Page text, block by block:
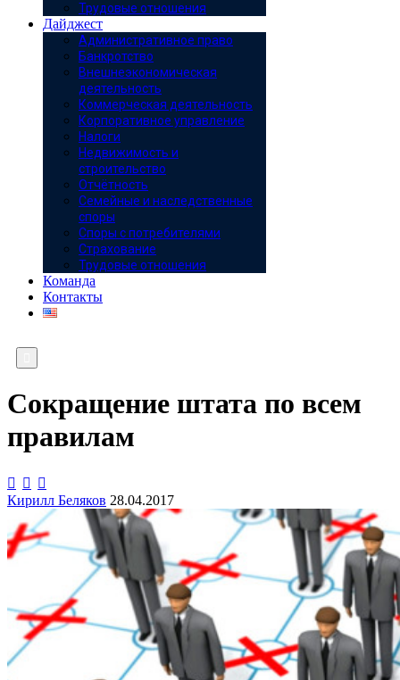
Трудовые отношения
Дайджест
Административное право
Банкротство
Внешнеэкономическая
деятельность
Коммерческая деятельность
Корпоративное управление
Налоги
Недвижимость и
строительство
Отчётность
Семейные и наследственные
споры
Споры с потребителями
Страхование
Трудовые отношения
Команда
Контакты
Сокращение штата по всем
правилам
 

Кирилл Беляков 28.04.2017